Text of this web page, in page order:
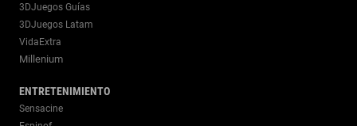
3DJuegos Guías
3DJuegos Latam
VidaExtra
Millenium
ENTRETENIMIENTO
Sensacine